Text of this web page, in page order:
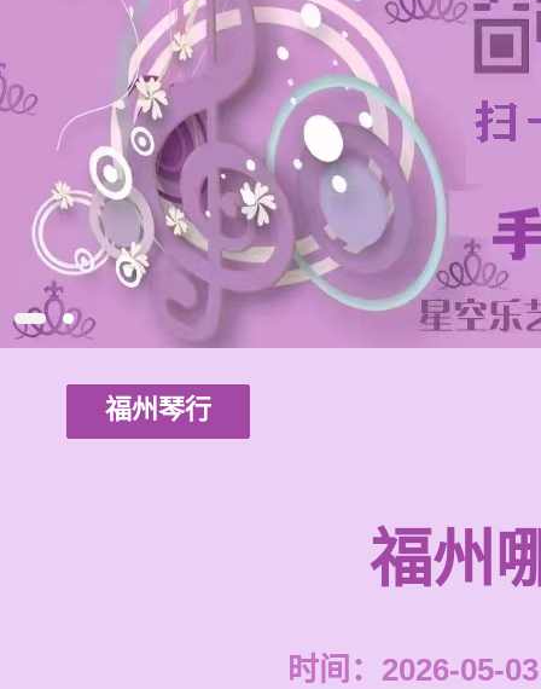
福州琴行
福州
时间：2026-05-